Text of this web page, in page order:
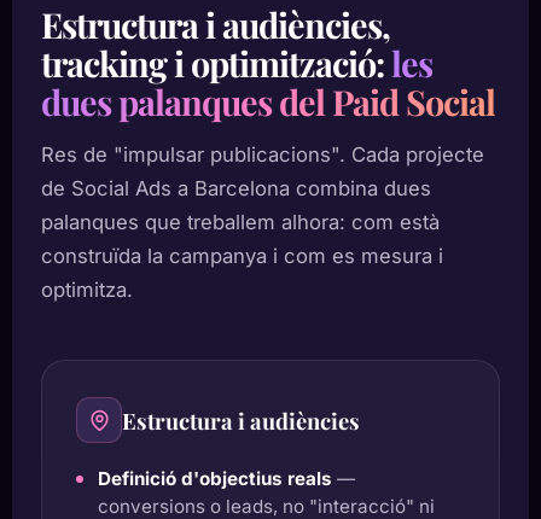
Estructura i audiències,
tracking i optimització:les
dues palanques del Paid Social
Res de "impulsar publicacions". Cada projecte
de Social Ads a Barcelona combina dues
palanques que treballem alhora: com està
construïda la campanya i com es mesura i
optimitza.
Estructura i audiències
Definició d'objectius reals —
conversions o leads, no "interacció" ni